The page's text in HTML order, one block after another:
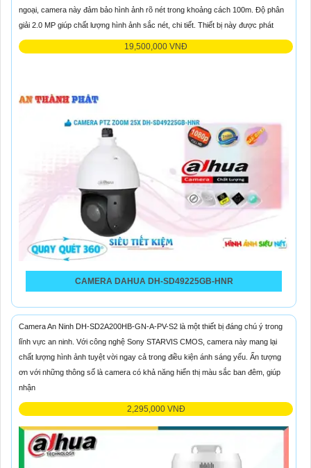
CAMERA DAHUA DH-SD49225GB-HNR
ngoại, camera này đảm bảo hình ảnh rõ nét trong khoảng cách 100m. Độ phân
giải 2.0 MP giúp chất lượng hình ảnh sắc nét, chi tiết. Thiết bị này được phát
19,500,000 VNĐ
Camera An Ninh DH-SD2A200HB-GN-A-PV-S2 là một thiết bị đáng chú ý trong
lĩnh vực an ninh. Với công nghệ Sony STARVIS CMOS, camera này mang lại
chất lượng hình ảnh tuyệt vời ngay cả trong điều kiện ánh sáng yếu. Ấn tượng
ơn với những thông số là camera có khả năng hiển thị màu sắc ban đêm, giúp
nhận
2,295,000 VNĐ